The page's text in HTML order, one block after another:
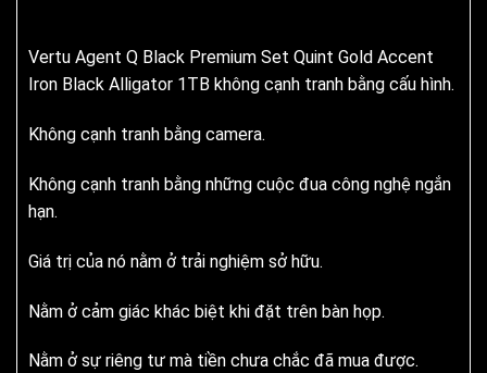
Vertu Agent Q Black Premium Set Quint Gold Accent
Iron Black Alligator 1TB không cạnh tranh bằng cấu hình.
Không cạnh tranh bằng camera.
Không cạnh tranh bằng những cuộc đua công nghệ ngắn
hạn.
Giá trị của nó nằm ở trải nghiệm sở hữu.
Nằm ở cảm giác khác biệt khi đặt trên bàn họp.
Nằm ở sự riêng tư mà tiền chưa chắc đã mua được.